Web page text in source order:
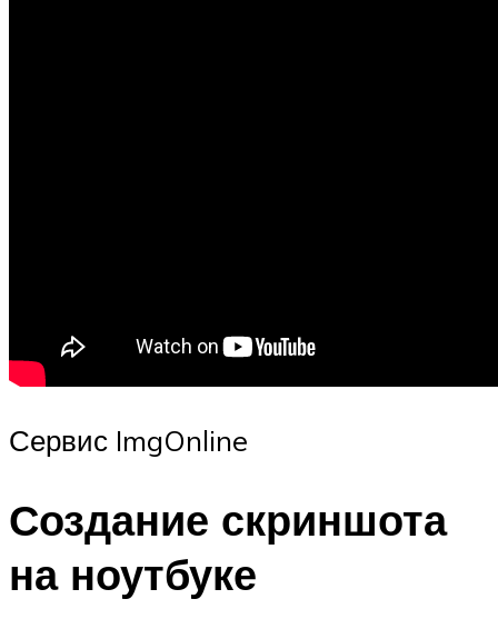
Сервис ImgOnline
Создание скриншота
на ноутбуке